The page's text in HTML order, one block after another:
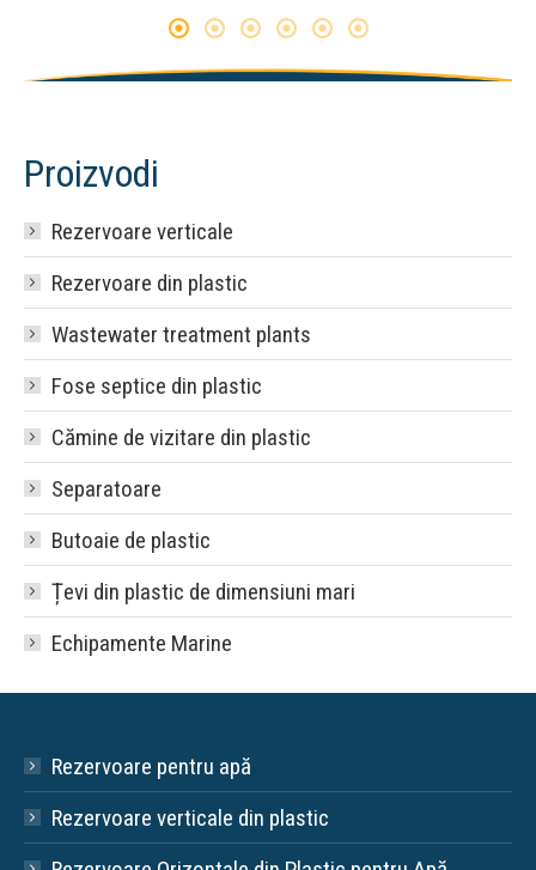
Proizvodi
Rezervoare verticale
Rezervoare din plastic
Wastewater treatment plants
Fose septice din plastic
Cămine de vizitare din plastic
Separatoare
Butoaie de plastic
Țevi din plastic de dimensiuni mari
Echipamente Marine
Rezervoare pentru apă
Rezervoare verticale din plastic